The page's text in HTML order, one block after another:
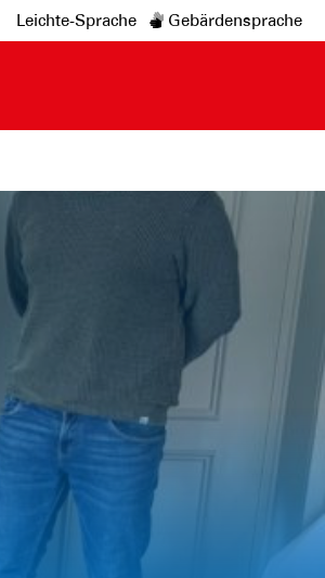
Leichte-Sprache Gebärdensprache